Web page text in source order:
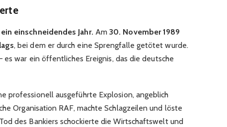
einschneidendes Jahr. Am30. November 1989
, bei dem er durch eine Sprengfalle getötet wurde.
war ein öffentliches Ereignis, das die deutsche
professionell ausgeführte Explosion, angeblich
Organisation RAF, machte Schlagzeilen und löste
des Bankiers schockierte die Wirtschaftswelt und